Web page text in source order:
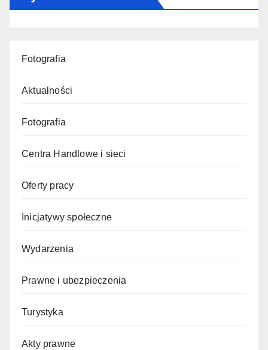
Fotografia
Aktualności
Fotografia
Centra Handlowe i sieci
Oferty pracy
Inicjatywy społeczne
Wydarzenia
Prawne i ubezpieczenia
Turystyka
Akty prawne